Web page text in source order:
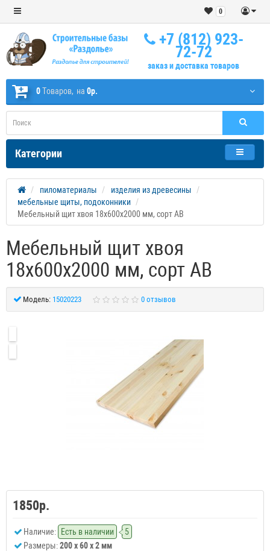
0
+7 (812) 923-
72-72
заказ и доставка товаров
0Tоваров, на 0р.
Категории
пиломатериалы
изделия из древесины
мебельные щиты, подоконники
Мебельный щит хвоя 18х600х2000 мм, сорт АВ
Мебельный щит хвоя
18х600х2000 мм, сорт АВ
Модель: 15020223 0 отзывов
1850р.
Наличие: Есть в наличии
5
Размеры:200 x 60 x 2 мм